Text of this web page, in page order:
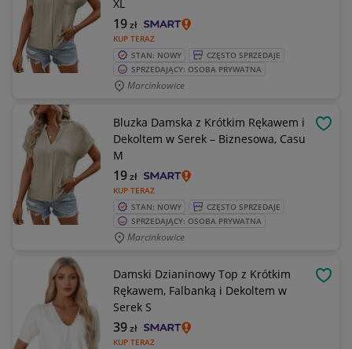
XL
KUP TERAZ
19zł
STAN: NOWY
CZĘSTO SPRZEDAJE
SPRZEDAJĄCY: OSOBA PRYWATNA
Marcinkowice
Bluzka Damska z Krótkim Rękawem i
Dekoltem w Serek – Biznesowa, Casu
M
KUP TERAZ
19zł
STAN: NOWY
CZĘSTO SPRZEDAJE
SPRZEDAJĄCY: OSOBA PRYWATNA
Marcinkowice
Damski Dzianinowy Top z Krótkim
Rękawem, Falbanką i Dekoltem w
Serek S
KUP TERAZ
39zł